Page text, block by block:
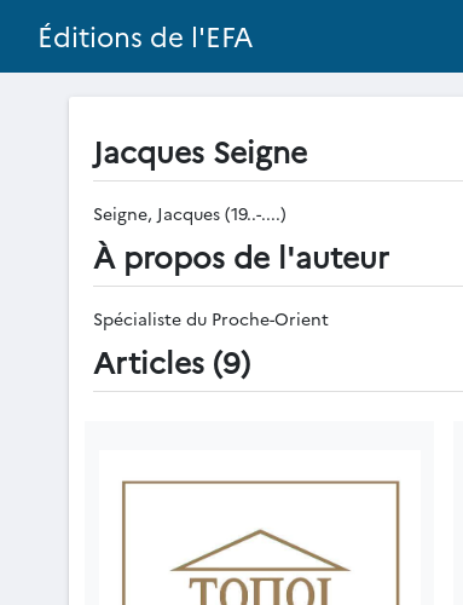
Éditions de l'EFA
Jacques Seigne
Seigne, Jacques (19..-....)
À propos de l'auteur
Spécialiste du Proche-Orient
Articles (9)